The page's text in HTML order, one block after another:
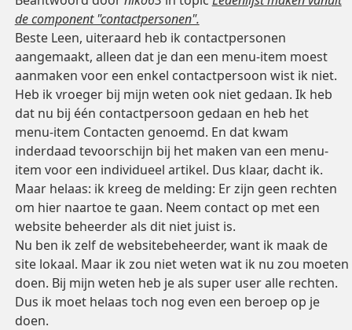
de component "contactpersonen".
Beste Leen, uiteraard heb ik contactpersonen
aangemaakt, alleen dat je dan een menu-item moest
aanmaken voor een enkel contactpersoon wist ik niet.
Heb ik vroeger bij mijn weten ook niet gedaan. Ik heb
dat nu bij één contactpersoon gedaan en heb het
menu-item Contacten genoemd. En dat kwam
inderdaad tevoorschijn bij het maken van een menu-
item voor een individueel artikel. Dus klaar, dacht ik.
Maar helaas: ik kreeg de melding: Er zijn geen rechten
om hier naartoe te gaan. Neem contact op met een
website beheerder als dit niet juist is.
Nu ben ik zelf de websitebeheerder, want ik maak de
site lokaal. Maar ik zou niet weten wat ik nu zou moeten
doen. Bij mijn weten heb je als super user alle rechten.
Dus ik moet helaas toch nog even een beroep op je
doen.